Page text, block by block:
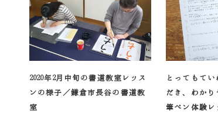
2020年2月中旬の書道教室レッス
ンの様子／鎌倉市長谷の書道教
室
とってもてい
だき、わかり
筆ペン体験レ